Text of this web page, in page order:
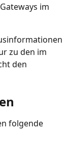
im
zu den im
den
folgende